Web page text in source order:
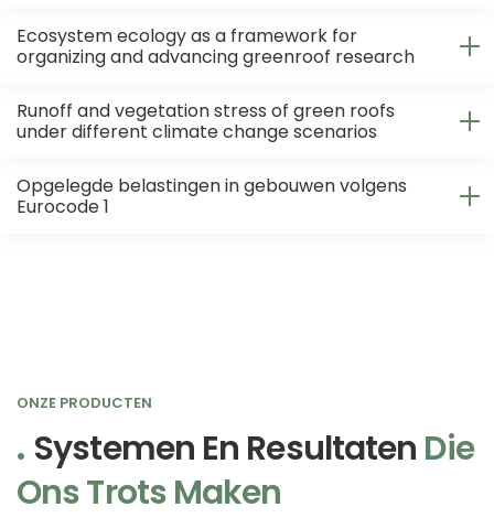
Ecosystem ecology as a framework for
organizing and advancing greenroof research
Runoff and vegetation stress of green roofs
under different climate change scenarios
Opgelegde belastingen in gebouwen volgens
Eurocode 1
ONZE PRODUCTEN
Systemen En Resultaten Die
Ons Trots Maken